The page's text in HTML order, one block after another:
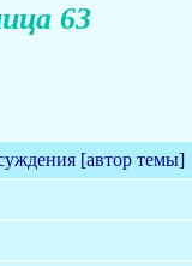
63
[автор темы]